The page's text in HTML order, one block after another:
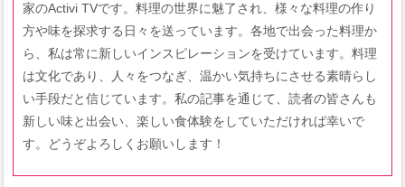
家のActivi TVです。料理の世界に魅了され、様々な料理の作り
方や味を探求する日々を送っています。各地で出会った料理か
ら、私は常に新しいインスピレーションを受けています。料理
は文化であり、人々をつなぎ、温かい気持ちにさせる素晴らし
い手段だと信じています。私の記事を通じて、読者の皆さんも
新しい味と出会い、楽しい食体験をしていただければ幸いで
す。どうぞよろしくお願いします！